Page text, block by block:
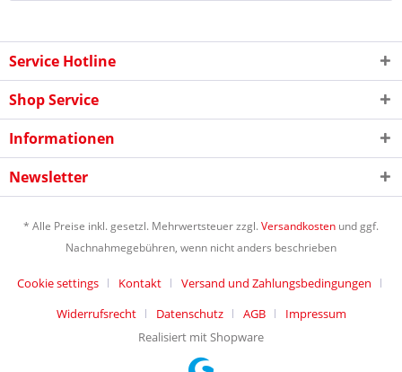
Service Hotline
Shop Service
Informationen
Newsletter
* Alle Preise inkl. gesetzl. Mehrwertsteuer zzgl. Versandkosten und ggf.
Nachnahmegebühren, wenn nicht anders beschrieben
Cookie settings Kontakt
Versand und Zahlungsbedingungen
Widerrufsrecht
Datenschutz AGB
Impressum
Realisiert mit Shopware